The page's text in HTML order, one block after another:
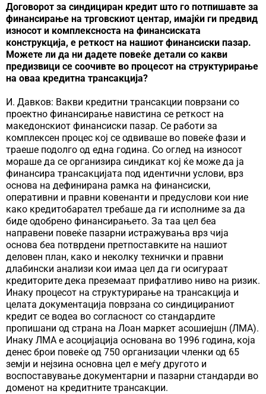
Договорот за синдициран кредит што го потпишавте за
финансирање на трговскиот центар, имајќи ги предвид
износот и комплексноста на финансиската
конструкција, е реткост на нашиот финансиски пазар.
Можете ли да ни дадете повеќе детали со какви
предизвици се соочивте во процесот на структурирање
на оваа кредитна трансакција?
И. Давков: Вакви кредитни трансакции поврзани со
проектно финансирање навистина се реткост на
македонскиот финансиски пазар. Се работи за
комплексен процес кој се одвиваше во повеќе фази и
траеше подолго од една година. Со оглед на износот
мораше да се организира синдикат кој ќе може да ја
финансира трансакцијата под идентични услови, врз
основа на дефинирана рамка на финансиски,
оперативни и правни ковенанти и предуслови кои ние
како кредитобарател требаше да ги исполниме за да
биде одобрено финансирањето. За таа цел беа
направени повеќе пазарни истражувања врз чија
основа беа потврдени претпоставките на нашиот
деловен план, како и неколку технички и правни
длабински анализи кои имаа цел да ги осигураат
кредиторите дека преземаат прифатливо ниво на ризик.
Инаку процесот на структурирање на трансакција и
целата документација поврзана со синдицираниот
кредит се водеа во согласност со стандардите
пропишани од страна на Лоан маркет асошиејшн (ЛМА).
Инаку ЛМА е асоцијација основана во 1996 година, која
денес брои повеќе од 750 организации членки од 65
земји и нејзина основна цел е меѓу другото и
воспоставување документарни и пазарни стандарди во
доменот на кредитните трансакции.